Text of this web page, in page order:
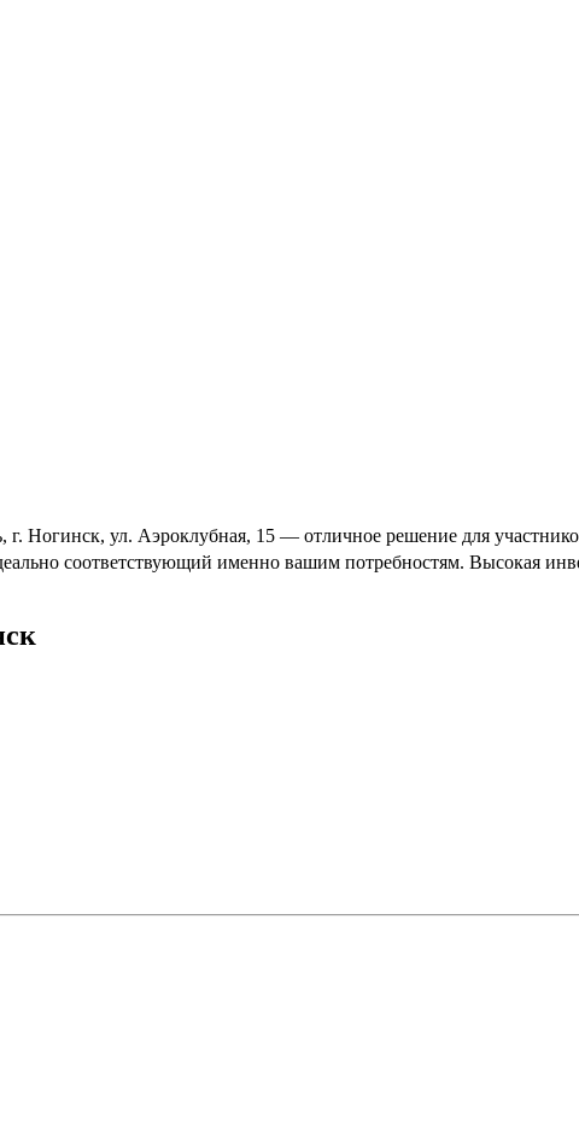
Ногинск, ул. Аэроклубная, 15 — отличное решение для
соответствующий именно вашим потребностям. Высокая